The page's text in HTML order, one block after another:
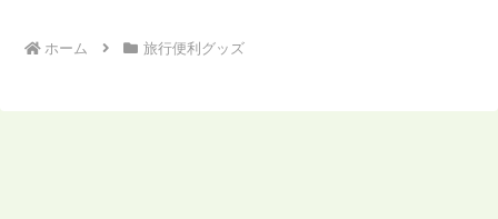
ホーム 旅行便利グッズ